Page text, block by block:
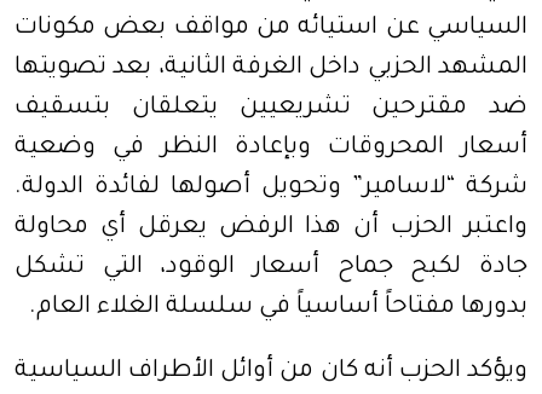
السياسي عن استيائه من مواقف بعض مكونات
المشهد الحزبي داخل الغرفة الثانية، بعد تصويتها
ضد مقترحين تشريعيين يتعلقان بتسقيف
أسعار المحروقات وبإعادة النظر في وضعية
شركة “لاسامير” وتحويل أصولها لفائدة الدولة.
واعتبر الحزب أن هذا الرفض يعرقل أي محاولة
جادة لكبح جماح أسعار الوقود، التي تشكل
بدورها مفتاحاً أساسياً في سلسلة الغلاء العام.
ويؤكد الحزب أنه كان من أوائل الأطراف السياسية